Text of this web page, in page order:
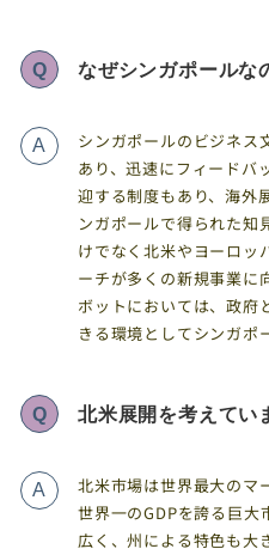
Q なぜシンガポールな
A
シンガポールのビジネス
あり、迅速にフィードバ
迎する制度もあり、海外
ンガポールで得られた知
けでなく北米やヨーロッ
ーチが多くの新規事業に
ボットにおいては、政府
きる環境としてシンガポ
Q 北米展開を考えてい
A
北米市場は世界最大のマ
世界一のGDPを誇る巨大
広く、州による特色も大